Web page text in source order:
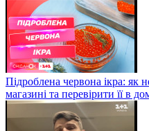
Підроблена червона ікра: як
магазині та перевірити її в